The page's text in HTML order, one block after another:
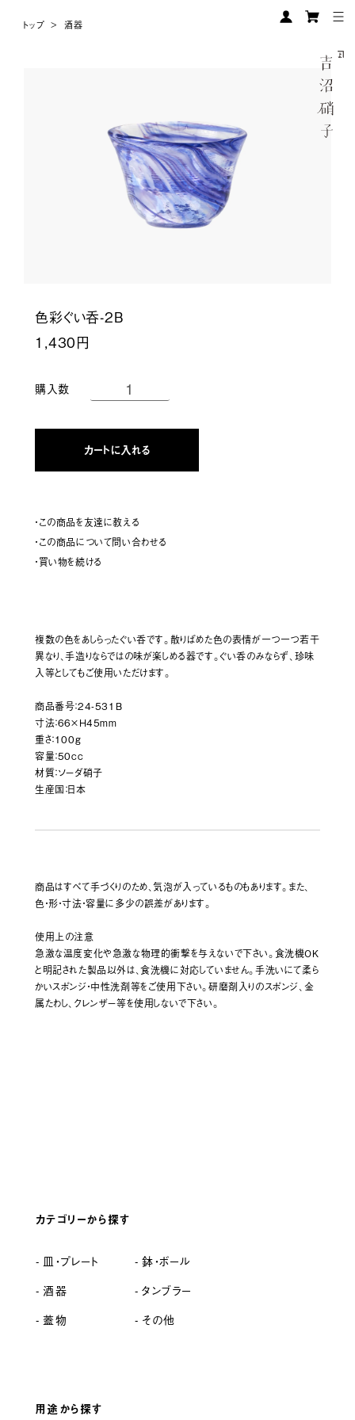
トップ > 酒器
色彩ぐい呑-2B
1,430円
購入数
カートに入れる
・この商品を友達に教える
・この商品について問い合わせる
・買い物を続ける
複数の色をあしらったぐい呑です。散りばめた色の表情が一つ一つ若干
異なり、手造りならではの味が楽しめる器です。ぐい呑のみならず、珍味
入等としてもご使用いただけます。
商品番号：24-531B
寸法：66×H45mm
重さ：100g
容量：50cc
材質：ソーダ硝子
生産国：日本
商品はすべて手づくりのため、気泡が入っているものもあります。また、
色・形・寸法・容量に多少の誤差があります。
使用上の注意
急激な温度変化や急激な物理的衝撃を与えないで下さい。食洗機OK
と明記された製品以外は、食洗機に対応していません。手洗いにて柔ら
かいスポンジ・中性洗剤等をご使用下さい。研磨剤入りのスポンジ、金
属たわし、クレンザー等を使用しないで下さい。
カテゴリーから探す
皿・プレート
鉢・ボール
酒器
タンブラー
蓋物
その他
用途から探す